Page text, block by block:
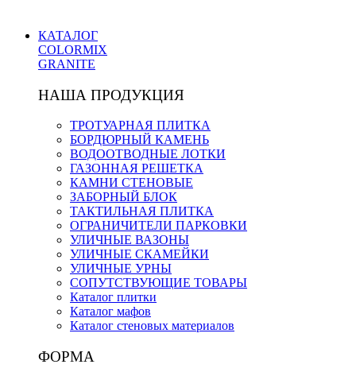
КАТАЛОГ
COLORMIX
GRANITE
НАША ПРОДУКЦИЯ
ТРОТУАРНАЯ ПЛИТКА
БОРДЮРНЫЙ КАМЕНЬ
ВОДООТВОДНЫЕ ЛОТКИ
ГАЗОННАЯ РЕШЕТКА
КАМНИ СТЕНОВЫЕ
ЗАБОРНЫЙ БЛОК
ТАКТИЛЬНАЯ ПЛИТКА
ОГРАНИЧИТЕЛИ ПАРКОВКИ
УЛИЧНЫЕ ВАЗОНЫ
УЛИЧНЫЕ СКАМЕЙКИ
УЛИЧНЫЕ УРНЫ
СОПУТСТВУЮЩИЕ ТОВАРЫ
Каталог плитки
Каталог мафов
Каталог стеновых материалов
ФОРМА